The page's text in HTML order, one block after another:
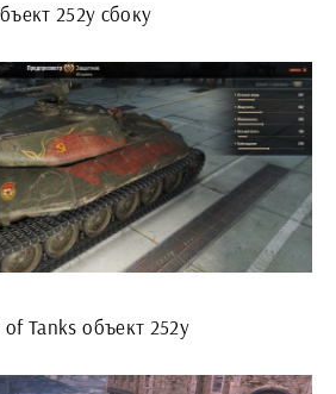
252у сбоку
Tanks объект 252у